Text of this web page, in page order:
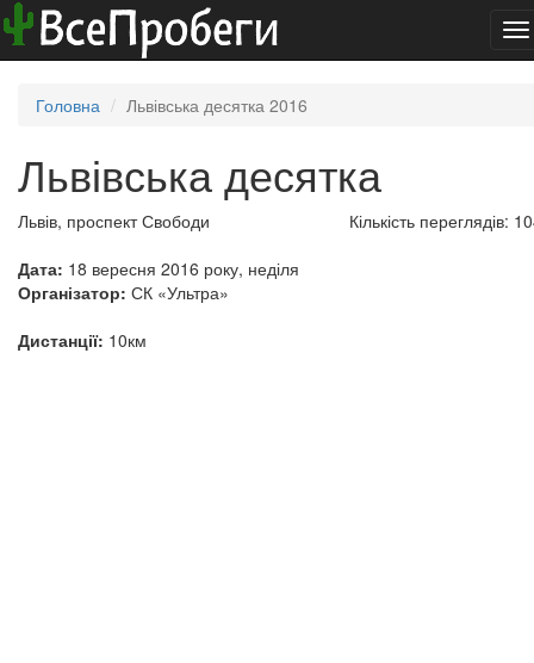
Головна Львівська десятка 2016
Львівська десятка
Львів, проспект Свободи
Кількість переглядів:
Дата: 18 вересня 2016 року, неділя
Організатор: СК «Ультра»
Дистанції: 10км